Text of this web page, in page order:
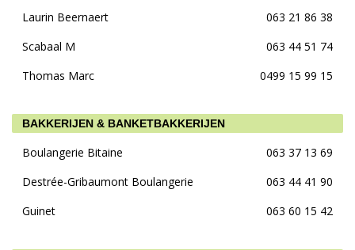
Laurin Beernaert
063 21 86 38
Scabaal M
063 44 51 74
Thomas Marc
0499 15 99 15
BAKKERIJEN & BANKETBAKKERIJEN
Boulangerie Bitaine
063 37 13 69
Destrée-Gribaumont Boulangerie
063 44 41 90
Guinet
063 60 15 42